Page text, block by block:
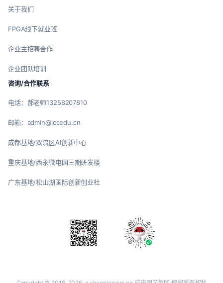
关于我们
FPGA线下就业班
企业主招聘合作
企业团队培训
咨询/合作联系
电话：郝老师13258207810
邮箱：admin@iccedu.cn
成都基地/双流区AI创新中心
重庆基地/西永微电园三期研发楼
广东基地/松山湖国际创新创业社